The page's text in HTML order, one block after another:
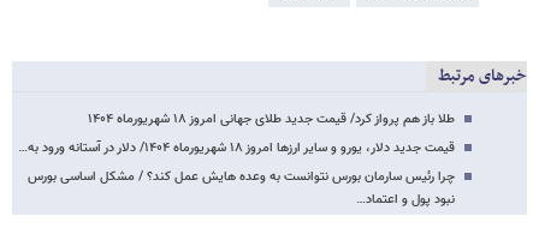
خبرهای مرتبط
طلا باز هم پرواز کرد/ قیمت جدید طلای جهانی امروز ۱۸ شهریورماه ۱۴۰۴
قیمت جدید دلار، یورو و سایر ارزها امروز ۱۸ شهریورماه ۱۴۰۴/ دلار در آستانه ورود به…
چرا رئیس سارمان بورس نتوانست به وعده هایش عمل کند؟ / مشکل اساسی بورس
نبود پول و اعتماد…